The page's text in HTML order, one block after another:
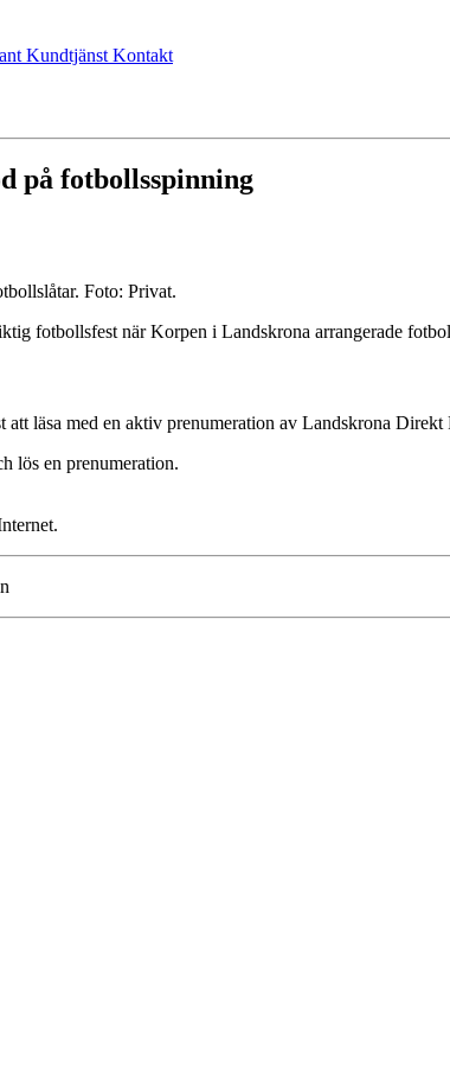
Kundtjänst Kontakt
på fotbollsspinning
Foto: Privat.
fotbollsfest när Korpen i Landskrona arrangerade
läsa med en aktiv prenumeration av Landskrona Direkt
lös en prenumeration.